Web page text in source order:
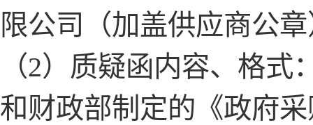
限公司（加盖供应商公
（2）质疑函内容、格式
和财政部制定的《政府